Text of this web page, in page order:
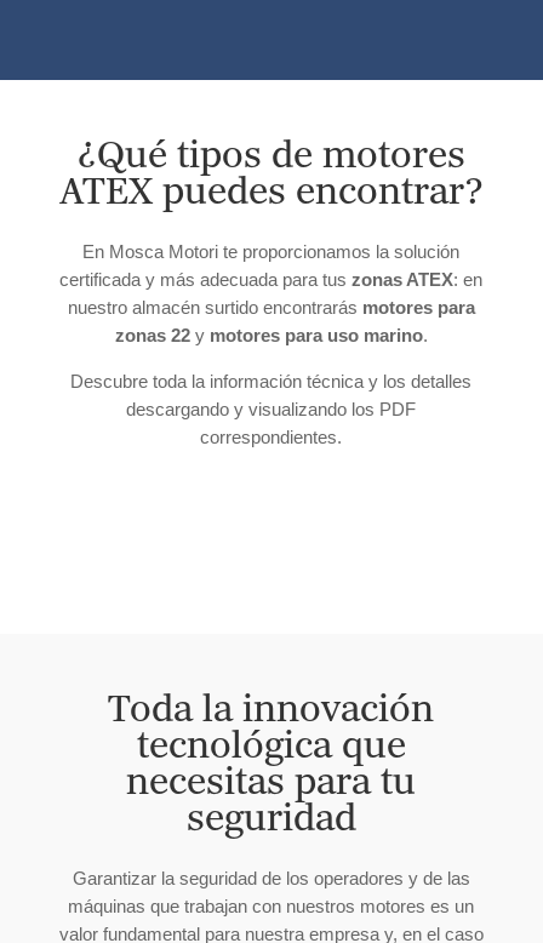
¿Qué tipos de motores
ATEX puedes encontrar?
En Mosca Motori te proporcionamos la solución
certificada y más adecuada para tuszonas ATEX: en
nuestro almacén surtido encontrarás motores para
zonas 22y motores para uso marino.
Descubre toda la información técnica y los detalles
descargando y visualizando los PDF
correspondientes.
Toda la innovación
tecnológica que
necesitas para tu
seguridad
Garantizar la seguridad de los operadores y de las
máquinas que trabajan con nuestros motores es un
valor fundamental para nuestra empresa y, en el caso